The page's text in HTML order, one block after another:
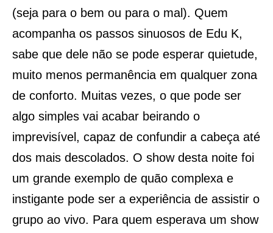
(seja para o bem ou para o mal). Quem
acompanha os passos sinuosos de Edu K,
sabe que dele não se pode esperar quietude,
muito menos permanência em qualquer zona
de conforto. Muitas vezes, o que pode ser
algo simples vai acabar beirando o
imprevisível, capaz de confundir a cabeça até
dos mais descolados. O show desta noite foi
um grande exemplo de quão complexa e
instigante pode ser a experiência de assistir o
grupo ao vivo. Para quem esperava um show